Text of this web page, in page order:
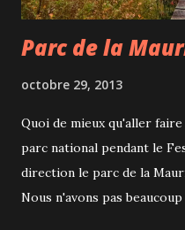
Parc de la
octobre 29, 2013
Quoi de mieux qu'aller
parc national pendant le
direction le parc de la
Nous n'avons pas